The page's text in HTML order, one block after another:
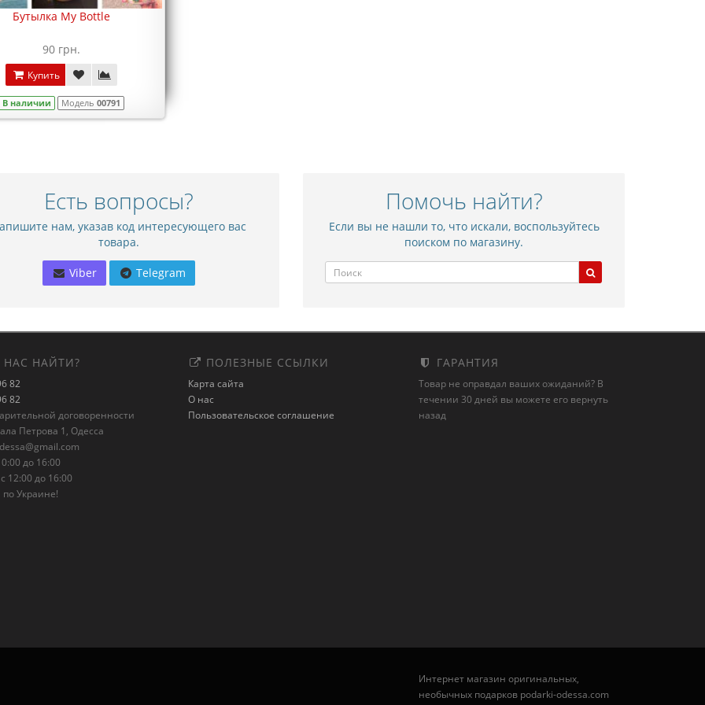
Бутылка My Bottle
90 грн.
Купить
В наличии Модель 00791
Есть вопросы?
нам, указав код интересующего вас
товара.
Viber Telegram
Помочь найти?
Если вы не нашли то, что искали, воспользуйтесь
поиском по магазину.
НАЙТИ?
82
82
договоренности
Петрова 1, Одесса
до 16:00
12:00 до 16:00
по Украине!
ПОЛЕЗНЫЕ ССЫЛКИ
Карта сайта
О нас
Пользовательское соглашение
ГАРАНТИЯ
Товар не оправдал ваших ожиданий? В
течении 30 дней вы можете его вернуть
назад
Интернет магазин оригинальных,
необычных подарков podarki-odessa.com